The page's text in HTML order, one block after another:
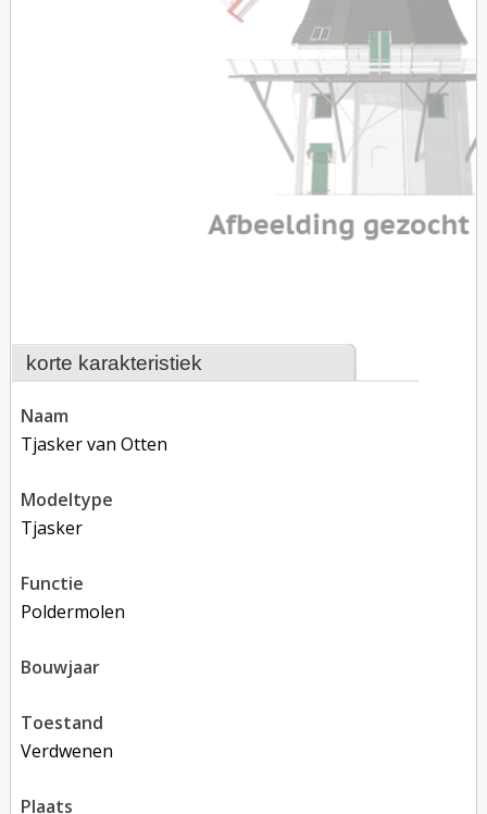
korte karakteristiek
naam
Tjasker van Otten
modeltype
Tjasker
functie
poldermolen
bouwjaar
toestand
verdwenen
plaats